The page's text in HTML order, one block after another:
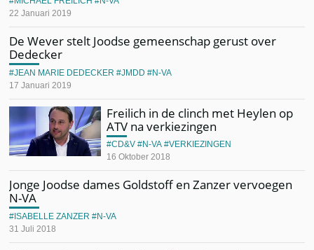
22 Januari 2019
De Wever stelt Joodse gemeenschap gerust over
Dedecker
17 Januari 2019
JEAN MARIE DEDECKER JMDD N-VA
Freilich in de clinch met Heylen op
ATV na verkiezingen
16 Oktober 2018
CD&V N-VA VERKIEZINGEN
Jonge Joodse dames Goldstoff en Zanzer vervoegen
N-VA
31 Juli 2018
ISABELLE ZANZER N-VA